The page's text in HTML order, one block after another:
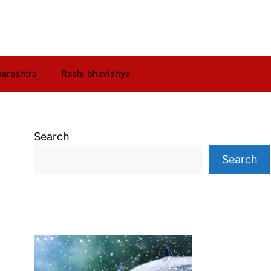
Rashi bhavishya
Search
Search